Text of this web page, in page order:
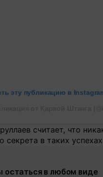
эту публикацию в
считает, что
секрета в таких
остаться в любом виде